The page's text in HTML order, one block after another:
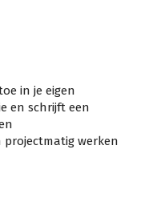
in je eigen
en schrijft een
werken